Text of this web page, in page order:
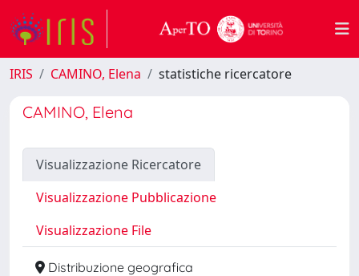
IRIS CAMINO, Elena statistiche ricercatore
CAMINO, Elena
Visualizzazione Ricercatore
Visualizzazione Pubblicazione
Visualizzazione File
Distribuzione geografica